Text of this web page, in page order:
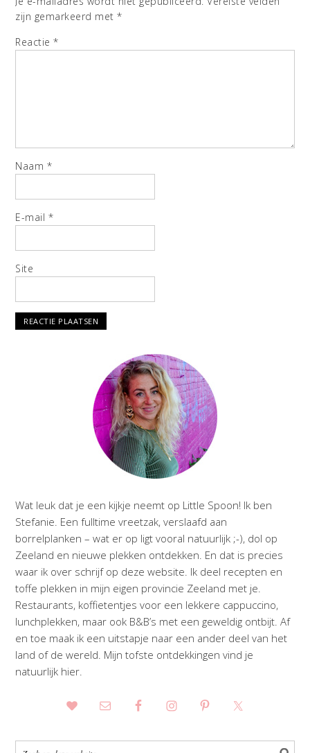
zijn gemarkeerd met*
Reactie*
Naam *
E-mail *
Site
Wat leuk dat je een kijkje neemt op Little Spoon! Ik ben
Stefanie. Een fulltime vreetzak, verslaafd aan
borrelplanken – wat er op ligt vooral natuurlijk ;-), dol op
Zeeland en nieuwe plekken ontdekken. En dat is precies
waar ik over schrijf op deze website. Ik deel recepten en
toffe plekken in mijn eigen provincie Zeeland met je.
Restaurants, koffietentjes voor een lekkere cappuccino,
lunchplekken, maar ook B&B’s met een geweldig ontbijt. Af
en toe maak ik een uitstapje naar een ander deel van het
land of de wereld. Mijn tofste ontdekkingen vind je
natuurlijk hier.